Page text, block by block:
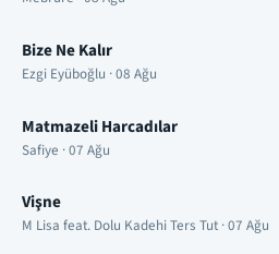
Bize Ne Kalır
Ezgi Eyüboğlu · 08 Ağu
Matmazeli Harcadılar
Safiye · 07 Ağu
Vişne
M Lisa feat. Dolu Kadehi Ters Tut · 07 Ağu